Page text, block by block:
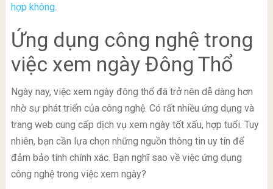
hợp không.
Ứng dụng công nghệ trong
việc xem ngày Đông Thổ
Ngày nay, việc xem ngày đông thổ đã trở nên dễ dàng hơn
nhờ sự phát triển của công nghệ. Có rất nhiều ứng dụng và
trang web cung cấp dịch vụ xem ngày tốt xấu, hợp tuổi. Tuy
nhiên, bạn cần lựa chọn những nguồn thông tin uy tín để
đảm bảo tính chính xác. Bạn nghĩ sao về việc ứng dụng
công nghệ trong việc xem ngày?